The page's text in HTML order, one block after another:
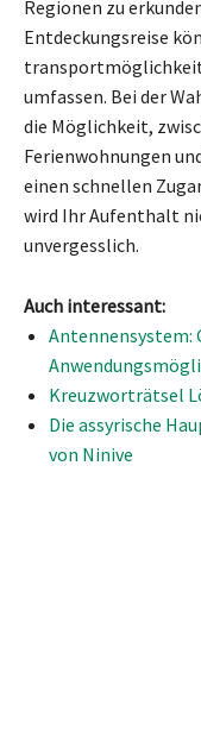
Regionen zu
Entdeckungsreise
umfassen. Bei der
die Möglichkeit,
Ferienwohnungen
einen schnellen
wird Ihr Aufenthalt
unvergesslich.
Auch interessant:
Antennensystem:
Kreuzworträtsel
Die assyrische
von Ninive